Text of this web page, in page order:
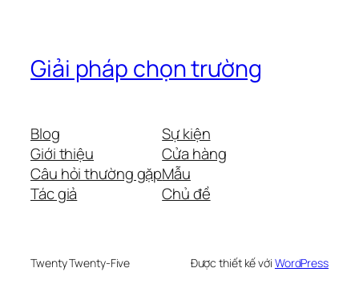
Giải pháp chọn trường
Blog
Giới thiệu
Câu hỏi thường gặp
Tác giả
Sự kiện
Cửa hàng
Mẫu
Chủ đề
Twenty Twenty-Five Được thiết kế với WordPress